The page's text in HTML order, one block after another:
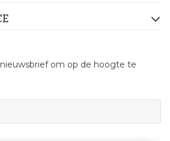
om op de hoogte te